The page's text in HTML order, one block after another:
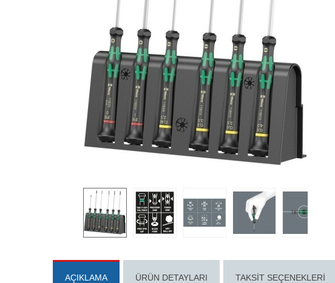
AÇIKLAMA ÜRÜN DETAYLARI TAKSIT SEÇENEKLERI